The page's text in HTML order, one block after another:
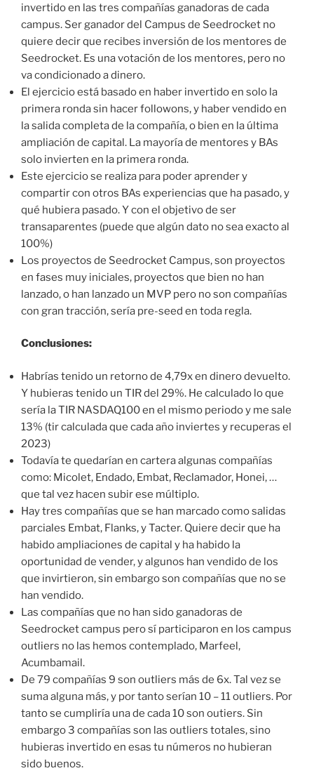
invertido en las tres compañías ganadoras de cada
campus. Ser ganador del Campus de Seedrocket no
quiere decir que recibes inversión de los mentores de
Seedrocket. Es una votación de los mentores, pero no
va condicionado a dinero.
El ejercicio está basado en haber invertido en solo la
primera ronda sin hacer followons, y haber vendido en
la salida completa de la compañía, o bien en la última
ampliación de capital. La mayoría de mentores y BAs
solo invierten en la primera ronda.
Este ejercicio se realiza para poder aprender y
compartir con otros BAs experiencias que ha pasado, y
qué hubiera pasado. Y con el objetivo de ser
transaparentes (puede que algún dato no sea exacto al
100%)
Los proyectos de Seedrocket Campus, son proyectos
en fases muy iniciales, proyectos que bien no han
lanzado, o han lanzado un MVP pero no son compañías
con gran tracción, sería pre-seed en toda regla.
Conclusiones:
Habrías tenido un retorno de 4,79x en dinero devuelto.
Y hubieras tenido un TIR del 29%. He calculado lo que
sería la TIR NASDAQ100 en el mismo periodo y me sale
13% (tir calculada que cada año inviertes y recuperas el
2023)
Todavía te quedarían en cartera algunas compañías
como: Micolet, Endado, Embat, Reclamador, Honei, …
que tal vez hacen subir ese múltiplo.
Hay tres compañías que se han marcado como salidas
parciales Embat, Flanks, y Tacter. Quiere decir que ha
habido ampliaciones de capital y ha habido la
oportunidad de vender, y algunos han vendido de los
que invirtieron, sin embargo son compañías que no se
han vendido.
Las compañías que no han sido ganadoras de
Seedrocket campus pero sí participaron en los campus
outliers no las hemos contemplado, Marfeel,
Acumbamail.
De 79 compañías 9 son outliers más de 6x. Tal vez se
suma alguna más, y por tanto serían 10 – 11 outliers. Por
tanto se cumpliría una de cada 10 son outiers. Sin
embargo 3 compañías son las outliers totales, sino
hubieras invertido en esas tu números no hubieran
sido buenos.